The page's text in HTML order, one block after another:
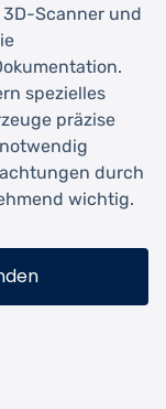
Scanner und
spezielles
präzise
durch
wichtig.